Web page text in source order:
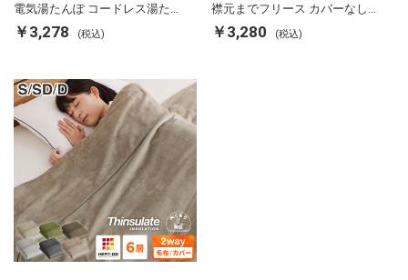
電気湯たんぽ コードレス湯たん
ぽ エコ 節電 節約 省エネ 充電式
エコ電気あんか EWT-2143 スリ
￥3,278 (税込)
襟元までフリース カバーなしで
使える 軽い 丸洗い 断熱 保温 抗
菌防臭 洗える 防ダニ 軽量 ホコ
￥3,280 (税込)